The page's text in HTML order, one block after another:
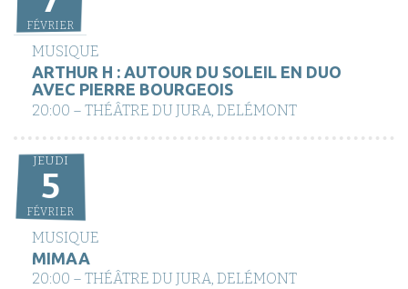
FÉVRIER
MUSIQUE
ARTHUR H : AUTOUR DU SOLEIL EN DUO
AVEC PIERRE BOURGEOIS
20:00 – THÉÂTRE DU JURA, DELÉMONT
JEUDI
5
FÉVRIER
MUSIQUE
MIMAA
20:00 – THÉÂTRE DU JURA, DELÉMONT